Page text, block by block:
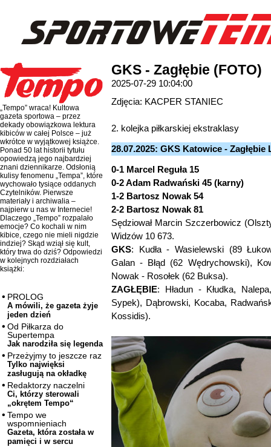
„Tempo” wraca! Kultowa
gazeta sportowa – przez
dekady obowiązkowa lektura
kibiców w całej Polsce – już
wkrótce w wyjątkowej książce.
Ponad 50 lat historii tytułu
opowiedzą jego najbardziej
znani dziennikarze. Odsłonią
kulisy fenomenu „Tempa”, które
wychowało tysiące oddanych
Czytelników. Pierwsze
materiały i archiwalia –
najpierw u nas w Internecie!
Dlaczego „Tempo” rozpalało
emocje? Co kochali w nim
kibice, czego nie mieli nigdzie
indziej? Skąd wziął się kult,
który trwa do dziś? Odpowiedzi
w kolejnych rozdziałach
książki:
PROLOG
A mówili, że gazeta żyje
jeden dzień
Od Piłkarza do
Supertempa
Jak narodziła się legenda
Przeżyjmy to jeszcze raz
Tylko najwięksi
zasługują na okładkę
Redaktorzy naczelni
Ci, którzy sterowali
„okrętem Tempo“
Tempo we
wspomnieniach
Gazeta, która została w
pamięci i w sercu
GKS - Zagłębie (FOTO)
2025-07-29 10:04:00
Zdjęcia: KACPER STANIEC
2. kolejka piłkarskiej ekstraklasy
28.07.2025: GKS Katowice - Zagłębie
0-1 Marcel Reguła 15
0-2 Adam Radwański 45 (karny)
1-2 Bartosz Nowak 54
2-2 Bartosz Nowak 81
Sędziował Marcin Szczerbowicz
Widzów 10 673.
GKS: Kudła - Wasielewski (89
Galan - Błąd (62 Wędrychowski),
Nowak - Rosołek (62 Buksa).
ZAGŁĘBIE: Hładun - Kłudka,
Sypek), Dąbrowski, Kocaba,
Kossidis).